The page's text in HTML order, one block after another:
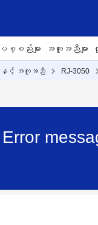
စ္စည်းများ အကူအညီများ
နှင့် အကူအညီ RJ-3050
Error